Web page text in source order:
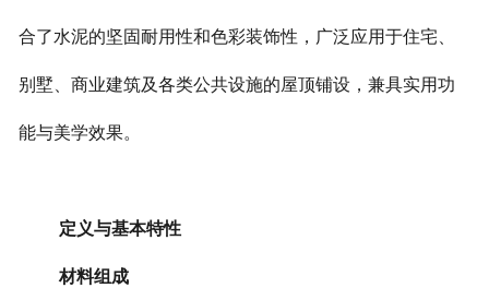
合了水泥的坚固耐用性和色彩装饰性，广泛应用于住宅、
别墅、商业建筑及各类公共设施的屋顶铺设，兼具实用功
能与美学效果。
定义与基本特性
材料组成